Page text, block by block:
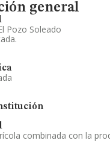
general
Pozo Soleado
combinada con la
prensa publicados sobre la
oficial y registral